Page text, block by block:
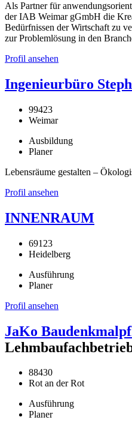
Als Partner für
der IAB Weimar gGmbH die
Bedürfnissen der Wirtschaft zu
zur Problemlösung in den
Profil ansehen
Ingenieurbüro
99423
Weimar
Ausbildung
Planer
Lebensräume gestalten –
Profil ansehen
INNENRAUM
69123
Heidelberg
Ausführung
Planer
Profil ansehen
JaKo
88430
Rot an der Rot
Ausführung
Planer